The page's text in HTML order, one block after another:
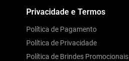
Privacidade e Termos
Política de Pagamento
Política de Privacidade
Política de Brindes Promocionais